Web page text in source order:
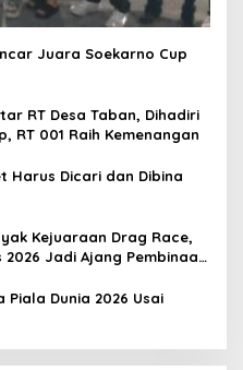
Juara Soekarno Cup
RT Desa Taban, Dihadiri
RT 001 Raih Kemenangan
Harus Dicari dan Dibina
Kejuaraan Drag Race,
Jadi Ajang Pembinaan
Dunia 2026 Usai